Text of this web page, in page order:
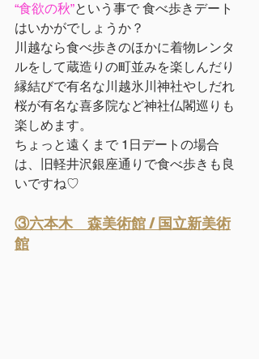
“食欲の秋”という事で 食べ歩きデート
はいかがでしょうか？
川越なら食べ歩きのほかに着物レンタ
ルをして蔵造りの町並みを楽しんだり
縁結びで有名な川越氷川神社やしだれ
桜が有名な喜多院など神社仏閣巡りも
楽しめます。
ちょっと遠くまで 1日デートの場合
は、旧軽井沢銀座通りで食べ歩きも良
いですね♡
③六本木　森美術館 / 国立新美術
館